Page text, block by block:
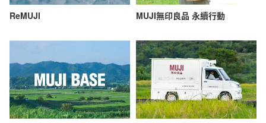
ReMUJI MUJI無印良品 永續行動